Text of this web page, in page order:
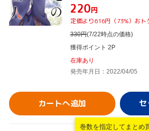
¥220円
定価より616円（73%）おト
330円(7/22時点の価格)
獲得ポイント 2P
在庫あり
発売年月日：2022/04/05
カートへ追加
巻数を指定して まとめ